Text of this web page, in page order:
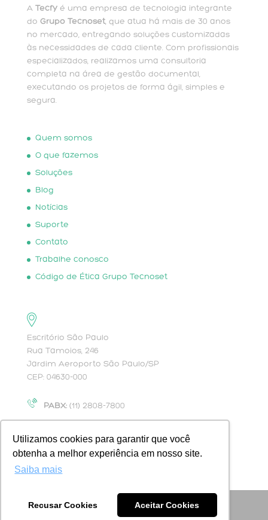
Utilizamos cookies para garantir que você
obtenha a melhor experiência em nosso site.
Saiba mais
Recusar Cookies Aceitar Cookies
A Tecfyé uma empresa de tecnologia integrante
do Grupo Tecnoset, que atua há mais de 30 anos
no mercado, entregando soluções customizadas
às necessidades de cada cliente. Com profissionais
especializados, realizamos uma consultoria
completa na área de gestão documental,
executando os projetos de forma ágil, simples e
segura.
Quem somos
O que fazemos
Soluções
Blog
Notícias
Suporte
Contato
Trabalhe conosco
Código de Ética Grupo Tecnoset
Escritório São Paulo
Rua Tamoios, 246
Jardim Aeroporto São Paulo/SP
CEP: 04630-000
PABX:(11) 2808-7800